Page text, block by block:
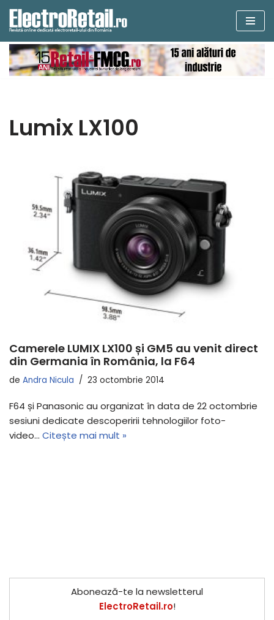
Sari
la
conținut
Lumix LX100
Camerele LUMIX LX100 și GM5 au venit direct
din Germania în România, la F64
de Andra Nicula 23 octombrie 2014
F64 și Panasonic au organizat în data de 22 octombrie
sesiuni dedicate descoperirii tehnologiilor foto-
video… Citește mai mult »
Abonează-te la newsletterul
ElectroRetail.ro!